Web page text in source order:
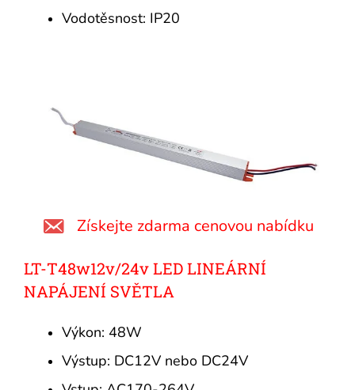
Vodotěsnost: IP20
Získejte zdarma cenovou nabídku
LT-T48w12v/24v LED LINEÁRNÍ
NAPÁJENÍ SVĚTLA
Výkon: 48W
Výstup: DC12V nebo DC24V